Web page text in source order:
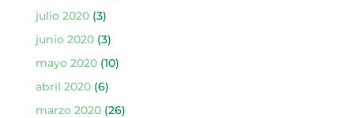
julio 2020(3)
junio 2020(3)
mayo 2020(10)
abril 2020(6)
marzo 2020(26)